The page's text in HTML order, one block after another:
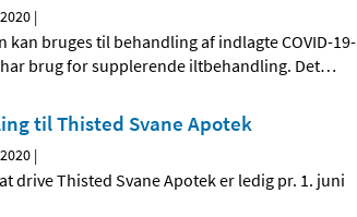
|
kan bruges til behandling af indlagte COVID-19-
brug for supplerende iltbehandling. Det…
til Thisted Svane Apotek
|
drive Thisted Svane Apotek er ledig pr. 1. juni